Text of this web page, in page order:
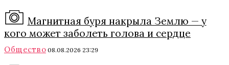
Магнитная буря накрыла Землю — у
кого может заболеть голова и сердце
Общество 08.08.2026 23:29